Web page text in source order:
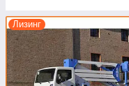
Лизинг